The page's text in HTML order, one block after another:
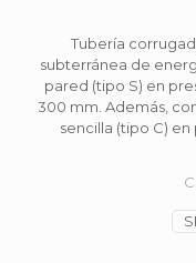
Tubería
subterránea de
pared (tipo S) en
300 mm. Además,
sencilla (tipo C)